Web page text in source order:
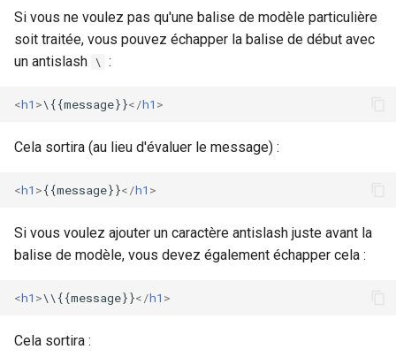
shibboleth
slowfs
small-light
sorted-args
spnego-http-auth
srcache
layout.html
Fils
Lua
base.html
Si vous ne voulez pas qu'une balise de modèle particulière
soit traitée, vous pouvez échapper la balise de début avec
un antislash \ :
<h1 >\{{message}}</h1 >
Cela sortira (au lieu d'évaluer le message) :
<h1 >{{message}}</h1 >
Si vous voulez ajouter un caractère antislash juste avant la
balise de modèle, vous devez également échapper cela :
<h1 >\\{{message}}</h1 >
Cela sortira :